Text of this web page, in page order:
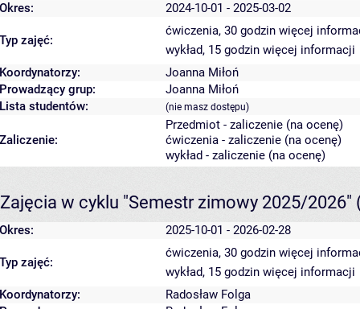
Okres: 2024-10-01 - 2025-03-02
Typ zajęć:
ćwiczenia, 30 godzin więcej
wykład, 15 godzin więcej informacji
Koordynatorzy:
Joanna Miłoń
Prowadzący grup:
Joanna Miłoń
Lista studentów:
(nie masz dostępu)
Zaliczenie:
Przedmiot - zaliczenie (na ocenę)
ćwiczenia - zaliczenie (na ocenę)
wykład - zaliczenie (na ocenę)
Zajęcia w cyklu "Semestr zimowy 2025/2026"
Okres: 2025-10-01 - 2026-02-28
Typ zajęć:
ćwiczenia, 30 godzin więcej
wykład, 15 godzin więcej informacji
Koordynatorzy:
Radosław Folga